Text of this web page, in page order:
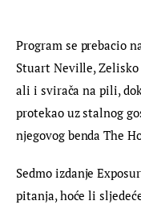
Program se prebacio
Stuart Neville,
ali i svirača na pili,
protekao uz stalnog
njegovog benda The
Sedmo izdanje
pitanja, hoće li